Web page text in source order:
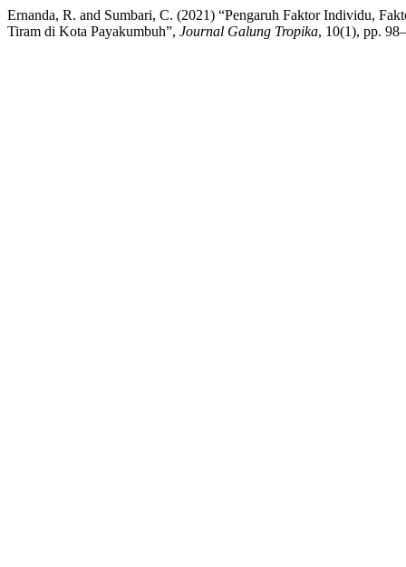
Ernanda, R. and Sumbari, C. (2021) “Pengaruh Faktor Individu,
Tiram di Kota Payakumbuh”, Journal Galung Tropika, 10(1), pp.